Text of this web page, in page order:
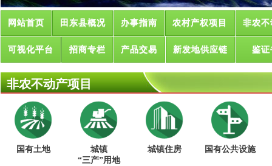
网站首页 田东县概况 办事指南 农村产权项目 非农不
可视化平台 招商专栏 产品交易 新发地供应链 鉴证
非农不动产项目
国有土地
城镇
“三产”用地
城镇住房 国有公共设施